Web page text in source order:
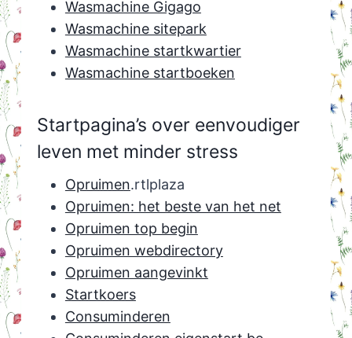
Wasmachine Gigago
Wasmachine sitepark
Wasmachine startkwartier
Wasmachine startboeken
Startpagina’s over eenvoudiger
leven met minder stress
Opruimen.rtlplaza
Opruimen: het beste van het net
Opruimen top begin
Opruimen webdirectory
Opruimen aangevinkt
Startkoers
Consuminderen